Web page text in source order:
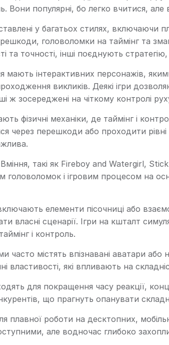
Вони популярні, бо легко вчитися,
у багатьох стилях, включаючи
головоломки на таймінг та
та точності, інші поєднують
мають інтерактивних персонажів,
викликів. Деякі ігри
ж зосереджені на чіткому контролі
фізичні механіки, де таймінг і
через перешкоди або проходити
Вміння, такі як Fireboy and Watergirl,
головоломок і ігровим процесом на
елементи пісочниці або
власні сценарії. Ігри на кшталт
і контроль.
часто містять впізнавані аватари або
властивості, які впливають на
для покращення часу реакції,
що прагнуть опанувати
плавної роботи на десктопних,
але водночас глибоко